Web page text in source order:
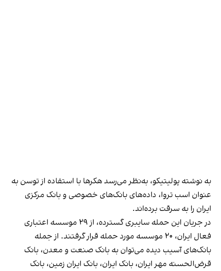
به نوشته پولیتیکو،‌ به‌نظر می‌رسد هکرها با استفاده از توسن به
عنوان اسب تروا، داده‌های بانک‌های خصوصی و بانک مرکزی
ایران را به سرقت برده‌اند.
در جریان این حمله سایبری گسترده،‌ از ۲۹ موسسه اعتباری
فعال ایران، ۲۰ موسسه مورد حمله قرار گرفتند. از جمله
بانک‌های آسیب دیده می‌توان به بانک صنعت و معدن، بانک
قرض‌الحسنه مهر ایران، بانک ایران، بانک ایران زمین، بانک